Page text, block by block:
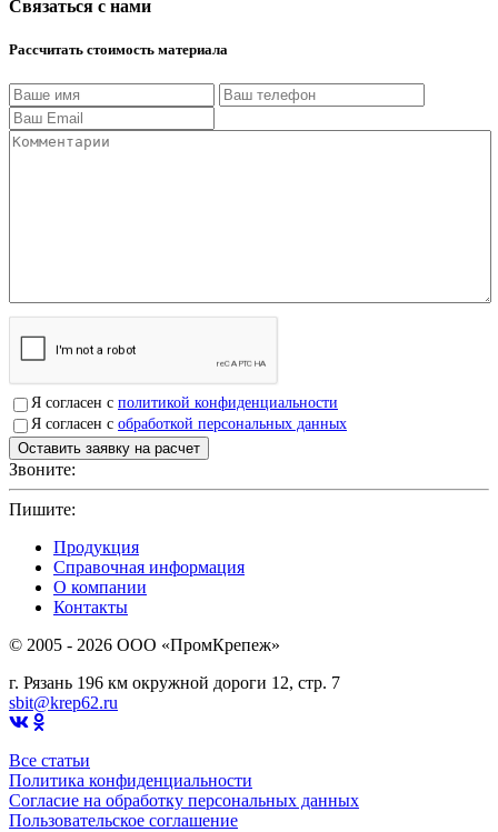
Связаться с нами
Рассчитать стоимость материала
Я согласен с политикой конфиденциальности
Я согласен с обработкой персональных данных
Звоните:
Пишите:
Продукция
Справочная информация
О компании
Контакты
© 2005 - 2026 OOO «ПромКрепеж»
г. Рязань 196 км окружной дороги 12, стр. 7
sbit@krep62.ru
Все статьи
Политика конфиденциальности
Согласие на обработку персональных данных
Пользовательское соглашение